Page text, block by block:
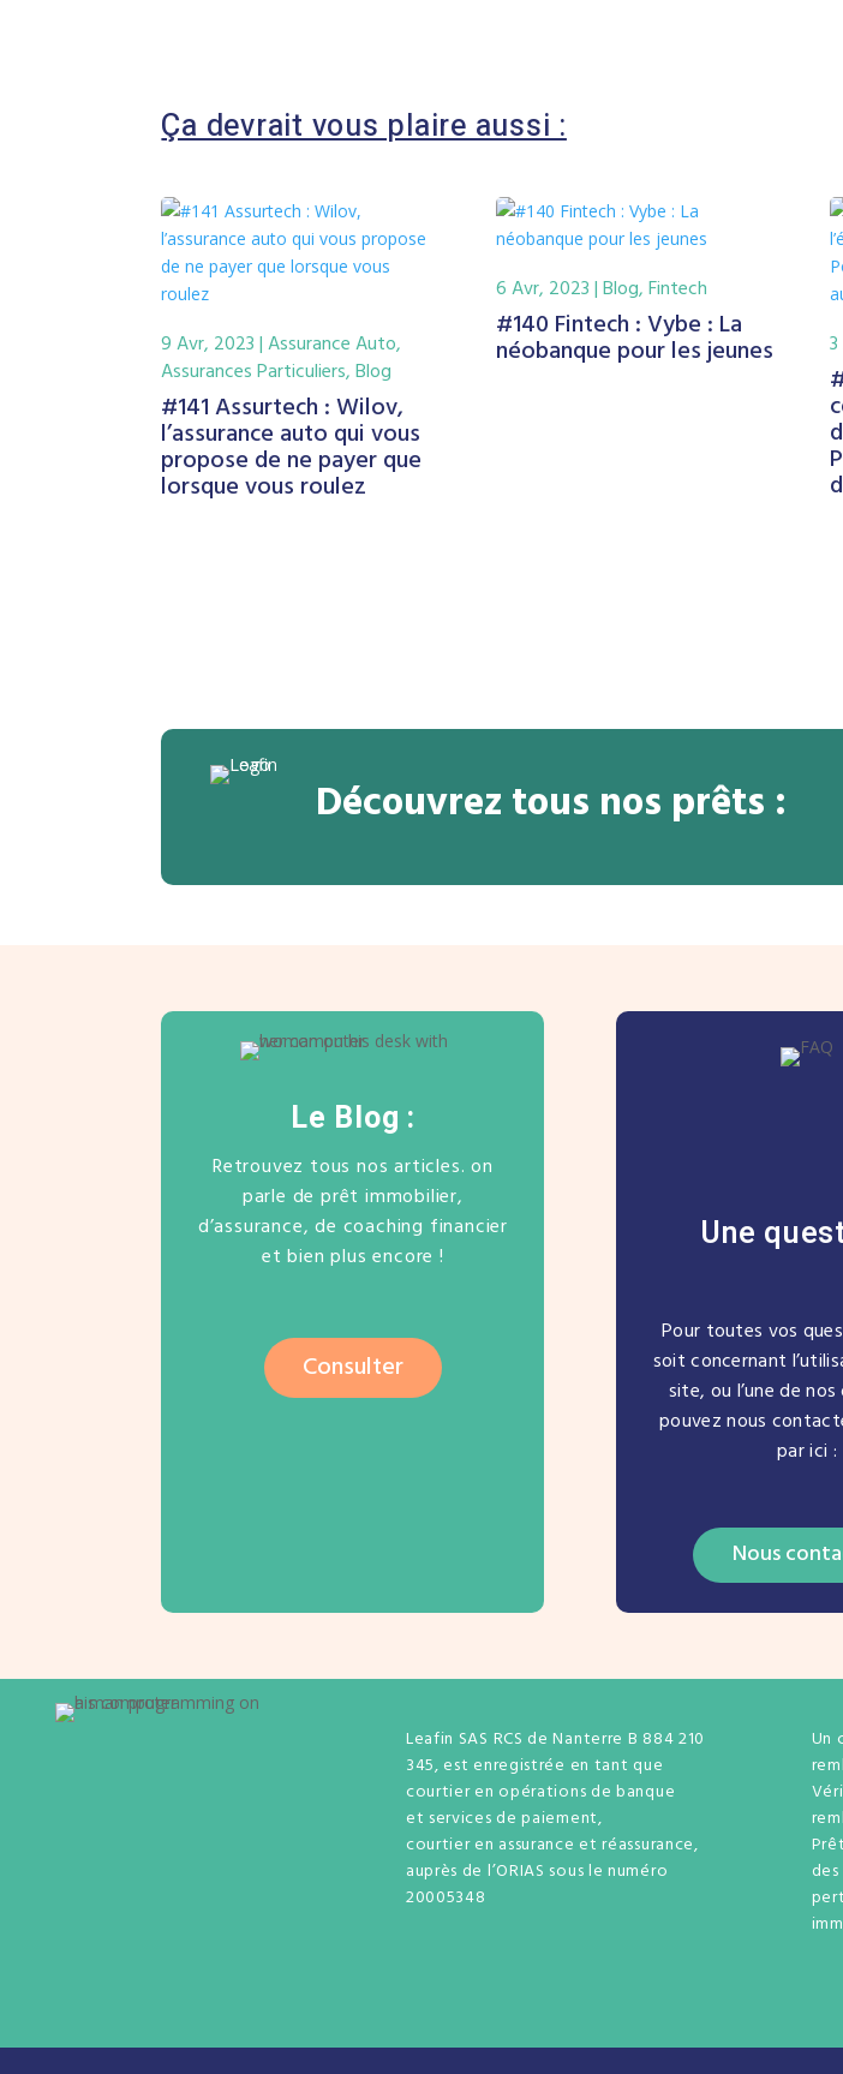
Ça devrait vous plaire aussi :
#141 Assurtech : Wilov,
l’assurance auto qui vous
propose de ne payer que
lorsque vous roulez
9 Avr, 2023|Assurance Auto,
Assurances Particuliers,Blog
#140 Fintech : Vybe : La
néobanque pour les jeunes
6 Avr, 2023|Blog,Fintech
Découvrez tous nos prêts :
Le Blog :
Retrouvez tous nos articles. on
parle de prêt immobilier,
d’assurance, de coaching financier
et bien plus encore !
Consulter
Une
Pour toutes vos
soit concernant
site, ou l’une de
pouvez nous
par ici :
Nous
Leafin SAS RCS de Nanterre B 884 210
345, est enregistrée en tant que
courtier en opérations de banque
et services de paiement,
courtier en assurance et réassurance,
auprès de l’ORIAS sous le numéro
20005348
Un